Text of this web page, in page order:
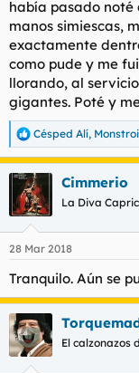
había pasado noté
manos simiescas,
exactamente
como pude y me
llorando, al
gigantes. Poté y
R
e
a
c
c
i
e
:
Césped Alí,
Cimmerio
La Diva
28 Mar 2018
Tranquilo. Aún se
El calzonazos